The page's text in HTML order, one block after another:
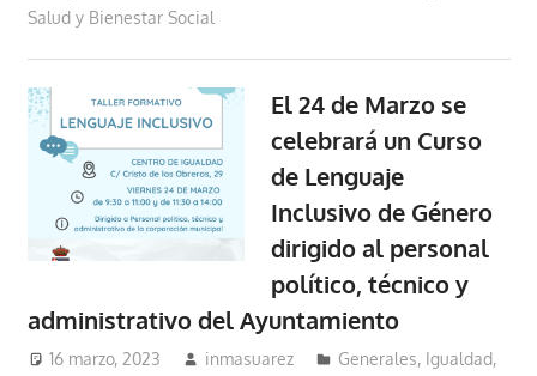
Salud y Bienestar Social
El 24 de Marzo se
celebrará un Curso
de Lenguaje
Inclusivo de Género
dirigido al personal
político, técnico y
administrativo del Ayuntamiento
16 marzo, 2023 inmasuarez Generales, Igualdad,